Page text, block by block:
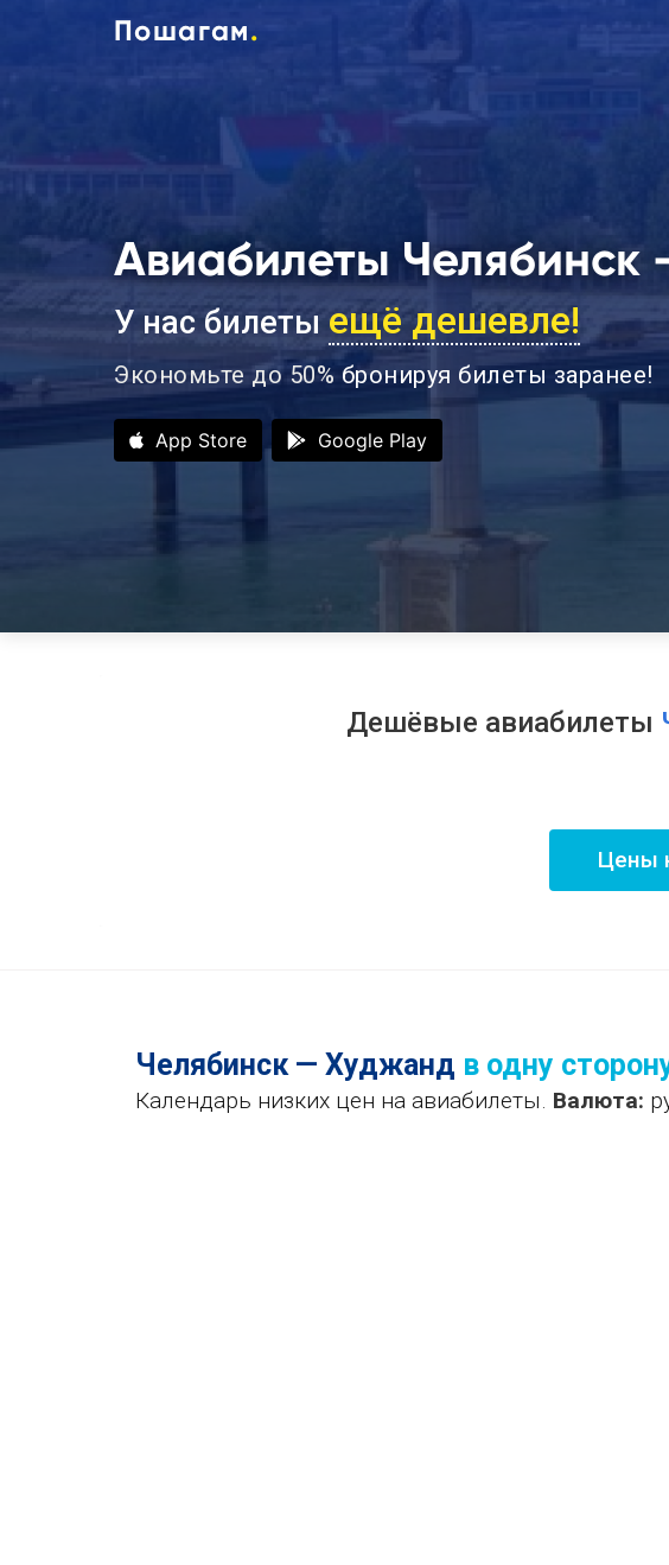
Пошагам.
Авиабилеты Челябинск
У нас билеты ещё дешевле!
Экономьте до 50% бронируя билеты заранее!
App Store Google Play
Дешёвые авиабилеты
Цены
Челябинск — Худжанд в одну
Календарь низких цен на авиабилеты. Валюта: